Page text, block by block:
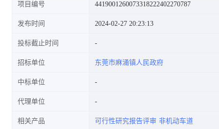
段)可行性研究报告评审项目]公
开选取[工程咨询]机构的公告
项目编号 4419001260073318222402270787
发布时间 2024-02-27 20:23:13
投标截止时间
招标单位 东莞市麻涌镇人民政府
中标单位
代理单位
相关产品 可行性研究报告评审 非机动车道